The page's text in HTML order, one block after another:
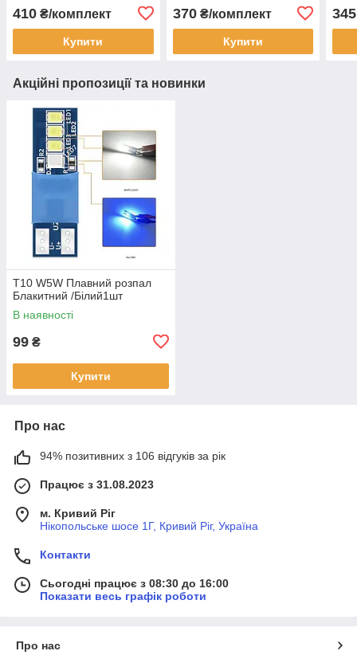
410 ₴/комплект
Купити
370₴/комплект
Купити
345
Акційні пропозиції та новинки
T10 W5W Плавний розпал
Блакитний /Білий1шт
В наявності
99 ₴
Купити
Про нас
94% позитивних з 106 відгуків за рік
Працює з 31.08.2023
м. Кривий Ріг
Нікопольське шосе 1Г, Кривий Ріг, Україна
Контакти
Сьогодні працює з 08:30 до 16:00
Показати весь графік роботи
Про нас